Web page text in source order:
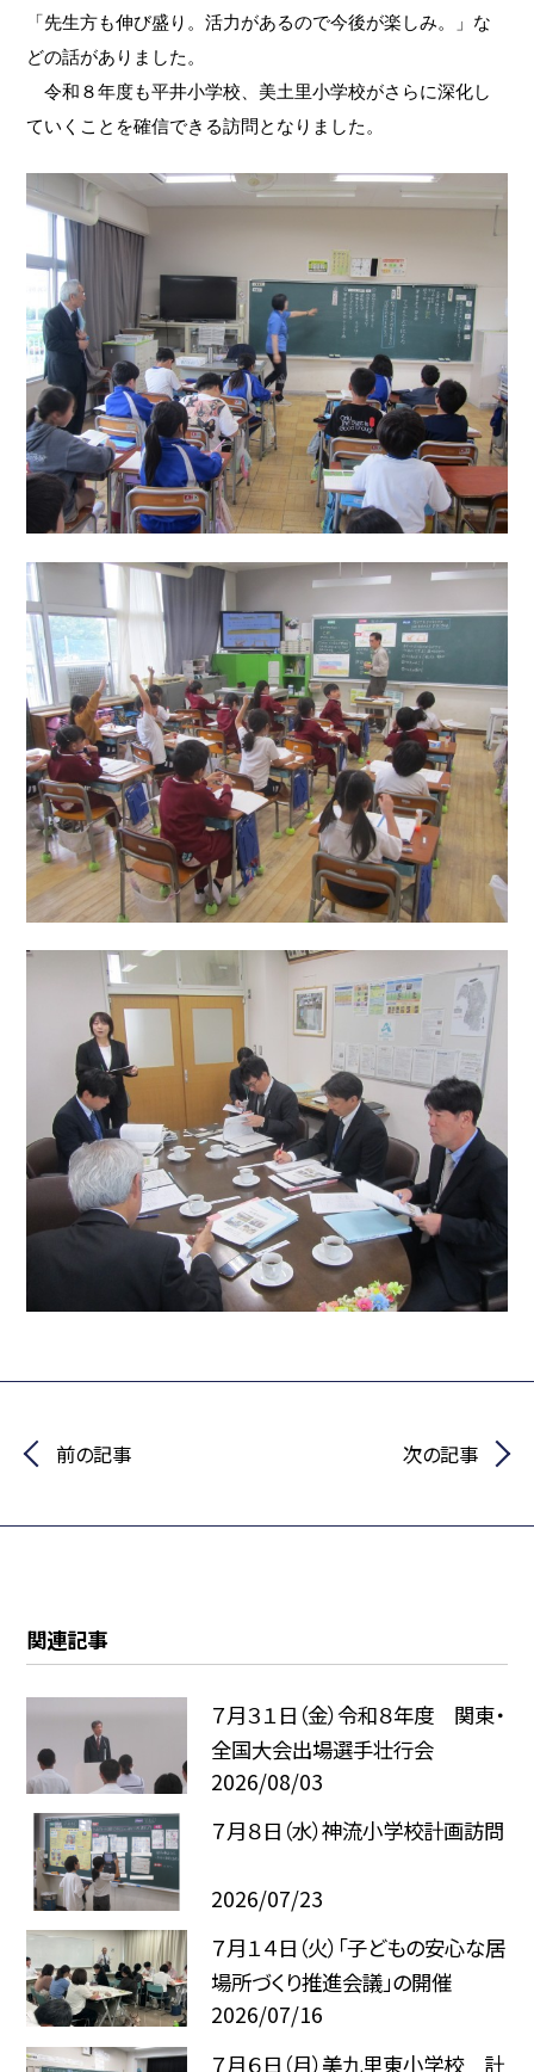
「先生方も伸び盛り。活力があるので今後が楽しみ。」な
どの話がありました。
令和８年度も平井小学校、美土里小学校がさらに深化し
ていくことを確信できる訪問となりました。
前の記事 次の記事
関連記事
７月３１日（金）令和８年度 関東・
全国大会出場選手壮行会
2026/08/03
７月８日（水）神流小学校計画訪問
2026/07/23
７月１４日（火）「子どもの安心な居
場所づくり推進会議」の開催
2026/07/16
７月６日（月）美九里東小学校 計